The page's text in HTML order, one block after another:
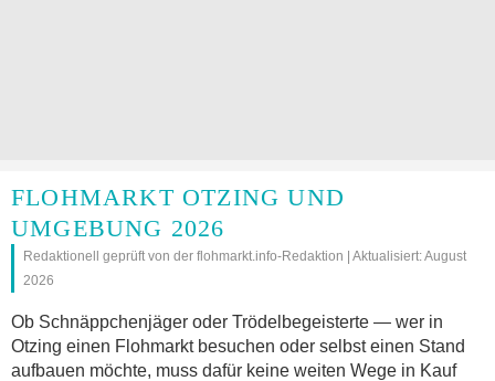
FLOHMARKT OTZING UND
UMGEBUNG 2026
Redaktionell geprüft von der flohmarkt.info-Redaktion | Aktualisiert: August
2026
Ob Schnäppchenjäger oder Trödelbegeisterte — wer in
Otzing einen Flohmarkt besuchen oder selbst einen Stand
aufbauen möchte, muss dafür keine weiten Wege in Kauf